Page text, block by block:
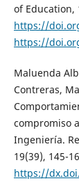
of Education,
https://
https://
Maluenda
Contreras,
compromiso
Ingeniería.
19(39), 145-
https://